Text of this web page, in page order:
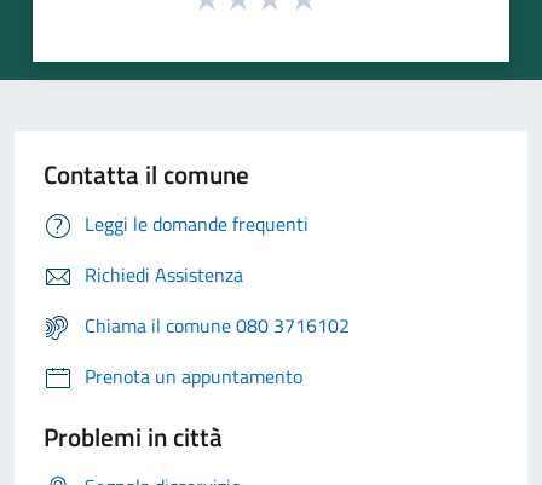
Contatta il comune
Leggi le domande frequenti
Richiedi Assistenza
Chiama il comune 080 3716102
Prenota un appuntamento
Problemi in città